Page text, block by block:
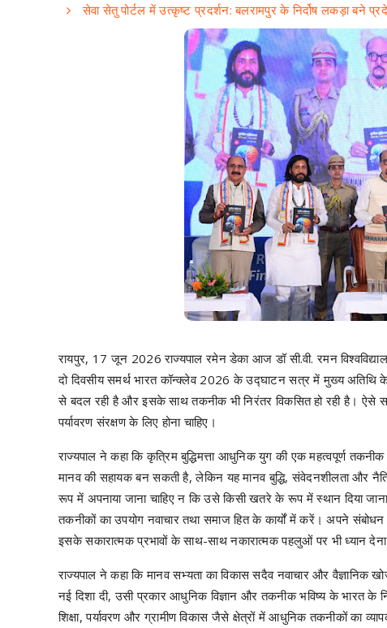
सेवा सेतु पोर्टल में उत्कृष्ट प्रदर्शन: बलरामपुर के निर्दोष लकड़ा बने
रायपुर, 17 जून 2026 राज्यपाल रमेन डेका आज डॉ सी.वी. रमन
दो दिवसीय समर्थ भारत कॉन्क्लेव 2026 के उद्घाटन सत्र में मुख्य
से बदल रही है और इसके साथ तकनीक भी निरंतर विकसित हो रही है। ऐसे
पर्यावरण संरक्षण के लिए होना चाहिए।
राज्यपाल ने कहा कि कृत्रिम बुद्धिमत्ता आधुनिक युग की एक महत्वपूर्ण
मानव की सहायक बन सकती है, लेकिन यह मानव बुद्धि, संवेदनशीलता और
रूप में अपनाया जाना चाहिए न कि उसे किसी खतरे के रूप में स्थान दिया
तकनीकों का उपयोग नवाचार तथा समाज हित के कार्यों में करें। अपने
इसके सकारात्मक प्रभावों के साथ-साथ नकारात्मक पहलुओं पर भी ध्यान
राज्यपाल ने कहा कि मानव सभ्यता का विकास सदैव नवाचार और
नई दिशा दी, उसी प्रकार आधुनिक विज्ञान और तकनीक भविष्य के भारत के
शिक्षा, पर्यावरण और ग्रामीण विकास जैसे क्षेत्रों में आधुनिक तकनीकों का